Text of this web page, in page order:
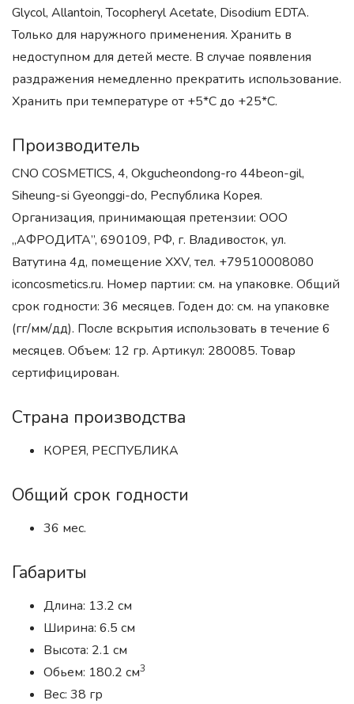
Glycol, Allantoin, Tocopheryl Acetate, Disodium EDTA.
Только для наружного применения. Хранить в
недоступном для детей месте. В случае появления
раздражения немедленно прекратить использование.
Хранить при температуре от +5*С до +25*С.
Производитель
CNO COSMETICS, 4, Okgucheondong-ro 44beon-gil,
Siheung-si Gyeonggi-do, Республика Корея.
Организация, принимающая претензии: ООО
„АФРОДИТА”, 690109, РФ, г. Владивосток, ул.
Ватутина 4д, помещение XXV, тел. +79510008080
iconcosmetics.ru. Номер партии: см. на упаковке. Общий
срок годности: 36 месяцев. Годен до: см. на упаковке
(гг/мм/дд). После вскрытия использовать в течение 6
месяцев. Объем: 12 гр. Артикул: 280085. Товар
сертифицирован.
Страна производства
КОРЕЯ, РЕСПУБЛИКА
Общий срок годности
36 мес.
Габариты
Длина: 13.2 см
Ширина: 6.5 см
Высота: 2.1 см
Обьем: 180.2 см3
Вес: 38 гр